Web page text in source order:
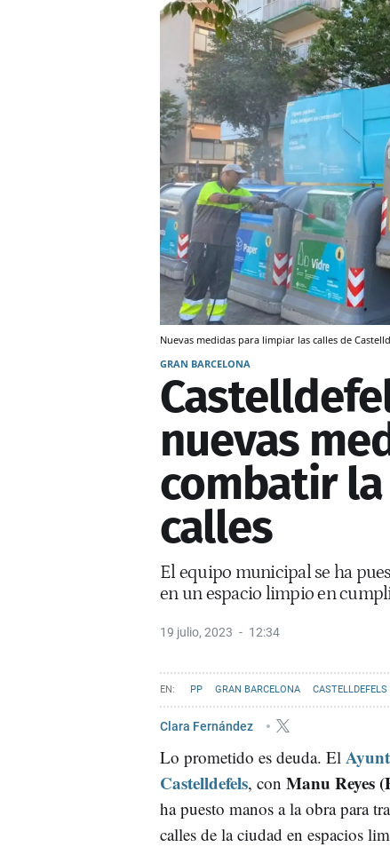
Nuevas medidas para limpiar las calles de
GRAN BARCELONA
nuevas
combatir
calles
El equipo municipal se ha
en un espacio limpio en
19 julio, 2023 12:34
PP GRAN BARCELONA
Clara Fernández
Lo prometido es deuda. El
Castelldefels, con Manu Reyes
ha puesto manos a la obra para
calles de la ciudad en espacios